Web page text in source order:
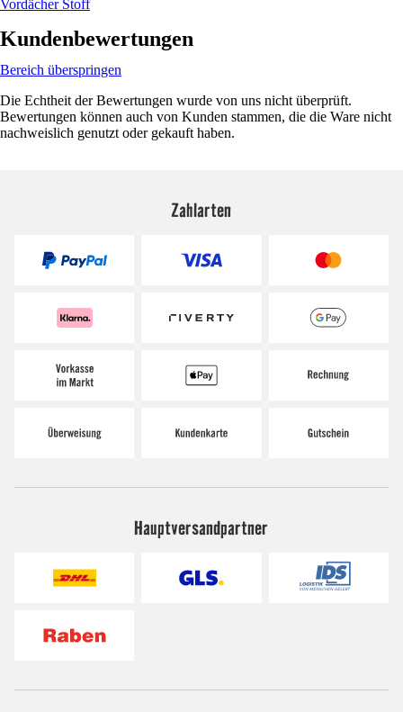
Vordächer Stoff
Kundenbewertungen
Bereich überspringen
Die Echtheit der Bewertungen wurde von uns nicht überprüft.
Bewertungen können auch von Kunden stammen, die die Ware nicht
nachweislich genutzt oder gekauft haben.
Zahlarten
Hauptversandpartner